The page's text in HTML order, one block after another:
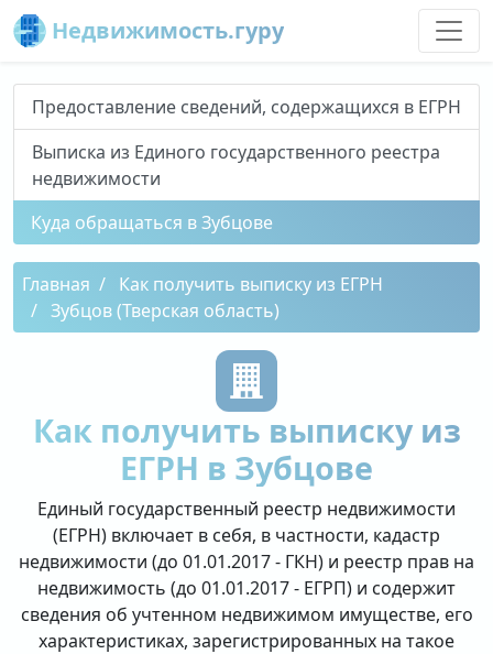
Недвижимость.гуру
Предоставление сведений, содержащихся в ЕГРН
Выписка из Единого государственного реестра
недвижимости
Куда обращаться в Зубцове
Главная
Как получить выписку из ЕГРН
Зубцов (Тверская область)
Как получить выписку из
ЕГРН в Зубцове
Единый государственный реестр недвижимости
(ЕГРН) включает в себя, в частности, кадастр
недвижимости (до 01.01.2017 - ГКН) и реестр прав на
недвижимость (до 01.01.2017 - ЕГРП) и содержит
сведения об учтенном недвижимом имуществе, его
характеристиках, зарегистрированных на такое